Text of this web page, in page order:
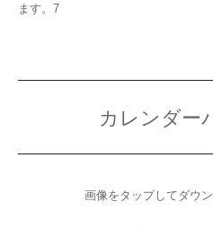
ます。7
カレンダー
画像をタップしてダウ